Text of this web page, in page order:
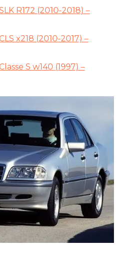
R172 (2010-2018) –
x218 (2010-2017) –
S w140 (1997) –